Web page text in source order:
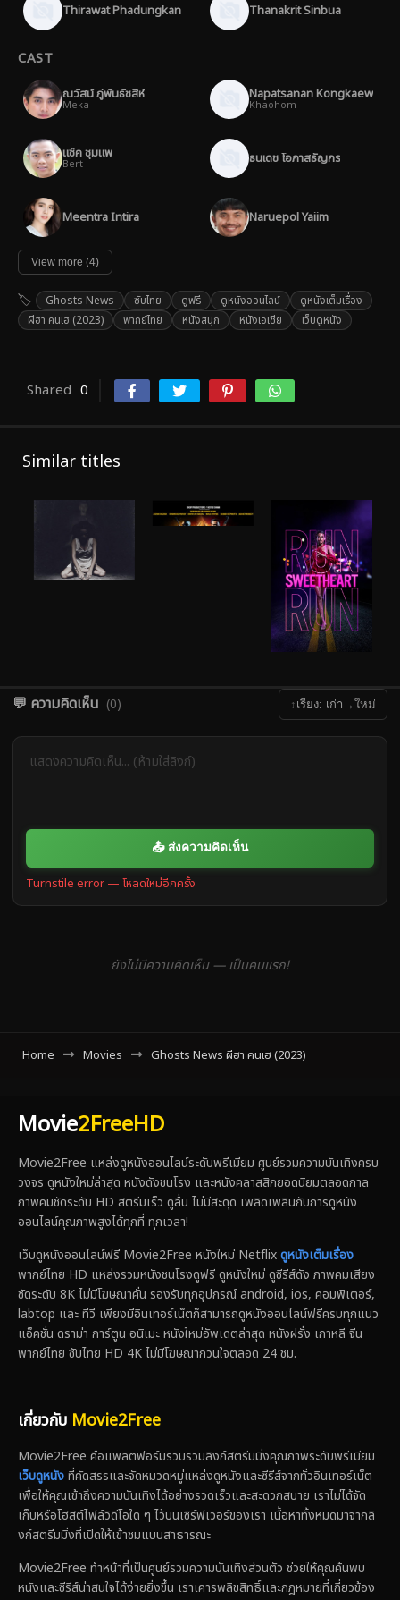
Thirawat Phadungkan Thanakrit Sinbua
CAST
ณวัสน์ ภู่พันธัชสีห์
Meka
Napatsanan Kongkaew
Khaohom
แซ็ค ชุมแพ
Bert ธนเดช โอภาสธัญกร
Meentra Intira Naruepol Yaiim
View more (4)
Ghosts News ซับไทย ดูฟรี ดูหนังออนไลน์
ดูหนังเต็มเรื่อง
ผีฮา คนเฮ (2023)
พากย์ไทย หนังสนุก หนังเอเชีย เว็บดูหนัง
Shared 0
Similar titles
💬 ความคิดเห็น (0) ↕ เรียง: เก่า→ใหม่
📤 ส่งความคิดเห็น
Turnstile error — โหลดใหม่อีกครั้ง
ยังไม่มีความคิดเห็น — เป็นคนแรก!
Home Movies Ghosts News ผีฮา คนเฮ (2023)
Movie2FreeHD
Movie2Free แหล่งดูหนังออนไลน์ระดับพรีเมียม ศูนย์รวมความบันเทิงครบ
วงจร ดูหนังใหม่ล่าสุด หนังดังชนโรง และหนังคลาสสิกยอดนิยมตลอดกาล
ภาพคมชัดระดับ HD สตรีมเร็ว ดูลื่น ไม่มีสะดุด เพลิดเพลินกับการดูหนัง
ออนไลน์คุณภาพสูงได้ทุกที่ ทุกเวลา!
เว็บดูหนังออนไลน์ฟรี Movie2Free หนังใหม่ Netflixดูหนังเต็มเรื่อง
พากย์ไทย HD แหล่งรวมหนังชนโรงดูฟรี ดูหนังใหม่ ดูซีรีส์ดัง ภาพคมเสียง
ชัดระดับ 8K ไม่มีโฆษณาคั่น รองรับทุกอุปกรณ์ android, ios, คอมพิเตอร์,
labtop และ ทีวี เพียงมีอินเทอร์เน็ตก็สามารถดูหนังออนไลน์ฟรีครบทุกแนว
แอ็คชั่น ดราม่า การ์ตูน อนิเมะ หนังใหม่อัพเดตล่าสุด หนังฝรั่ง เกาหลี จีน
พากย์ไทย ซับไทย HD 4K ไม่มีโฆษณากวนใจตลอด 24 ชม.
เกี่ยวกับ Movie2Free
Movie2Free คือแพลตฟอร์มรวบรวมลิงก์สตรีมมิ่งคุณภาพระดับพรีเมียม
เว็บดูหนังที่คัดสรรและจัดหมวดหมู่แหล่งดูหนังและซีรีส์จากทั่วอินเทอร์เน็ต
เพื่อให้คุณเข้าถึงความบันเทิงได้อย่างรวดเร็วและสะดวกสบาย เราไม่ได้จัด
เก็บหรือโฮสต์ไฟล์วิดีโอใด ๆ ไว้บนเซิร์ฟเวอร์ของเรา เนื้อหาทั้งหมดมาจากลิ
งก์สตรีมมิ่งที่เปิดให้เข้าชมแบบสาธารณะ
Movie2Free ทำหน้าที่เป็นศูนย์รวมความบันเทิงส่วนตัว ช่วยให้คุณค้นพบ
หนังและซีรีส์น่าสนใจได้ง่ายยิ่งขึ้น เราเคารพลิขสิทธิ์และกฎหมายที่เกี่ยวข้อง